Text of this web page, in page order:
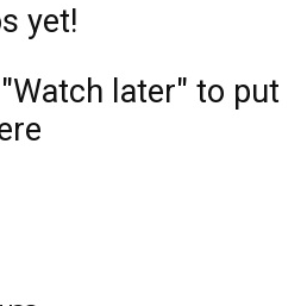
yet!
later" to put